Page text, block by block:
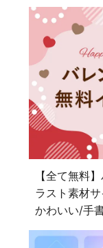
【全て無料
ラスト素材
かわいい/手